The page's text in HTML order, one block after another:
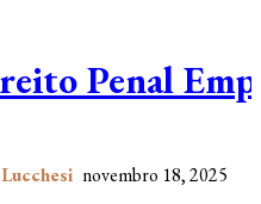
Penal
novembro 18, 2025